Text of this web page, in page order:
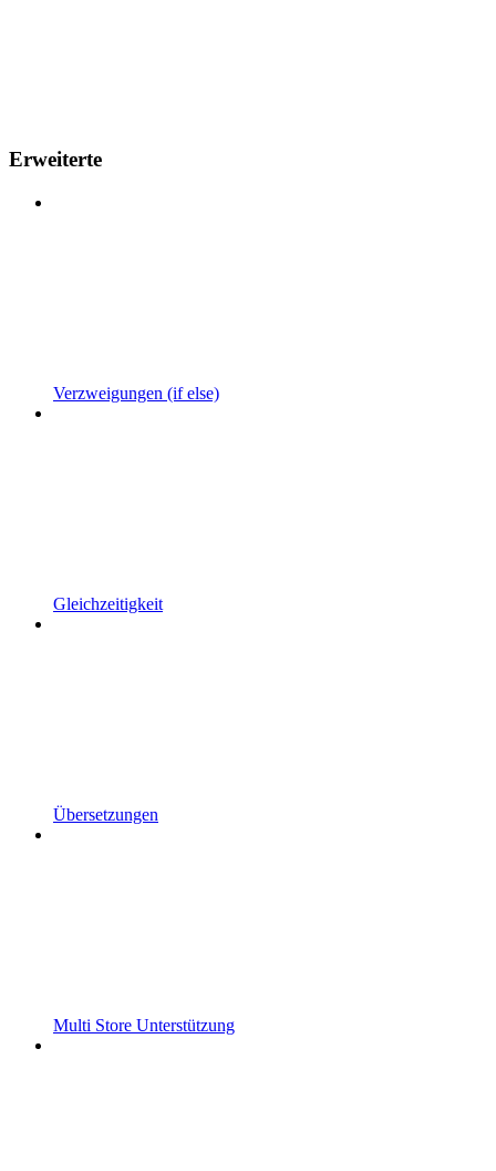
Erweiterte
Verzweigungen (if else)
Gleichzeitigkeit
Übersetzungen
Multi Store Unterstützung